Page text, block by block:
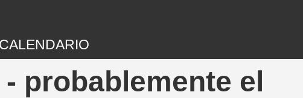
CALENDARIO
- probablemente el